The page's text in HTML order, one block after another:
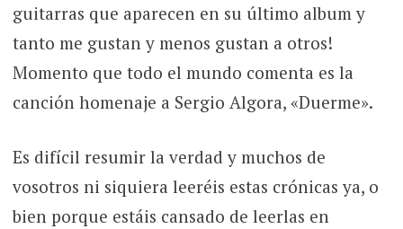
guitarras que aparecen en su último album y
tanto me gustan y menos gustan a otros!
Momento que todo el mundo comenta es la
canción homenaje a Sergio Algora, «Duerme».
Es difícil resumir la verdad y muchos de
vosotros ni siquiera leeréis estas crónicas ya, o
bien porque estáis cansado de leerlas en